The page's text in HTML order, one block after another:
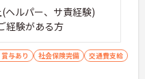
ップ
ヘルパー、サ責経験)
経験がある方
与あり 社会保険完備
交通費支給